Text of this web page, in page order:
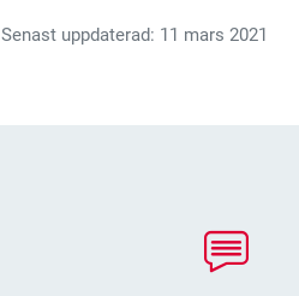
Senast uppdaterad: 11 mars 2021